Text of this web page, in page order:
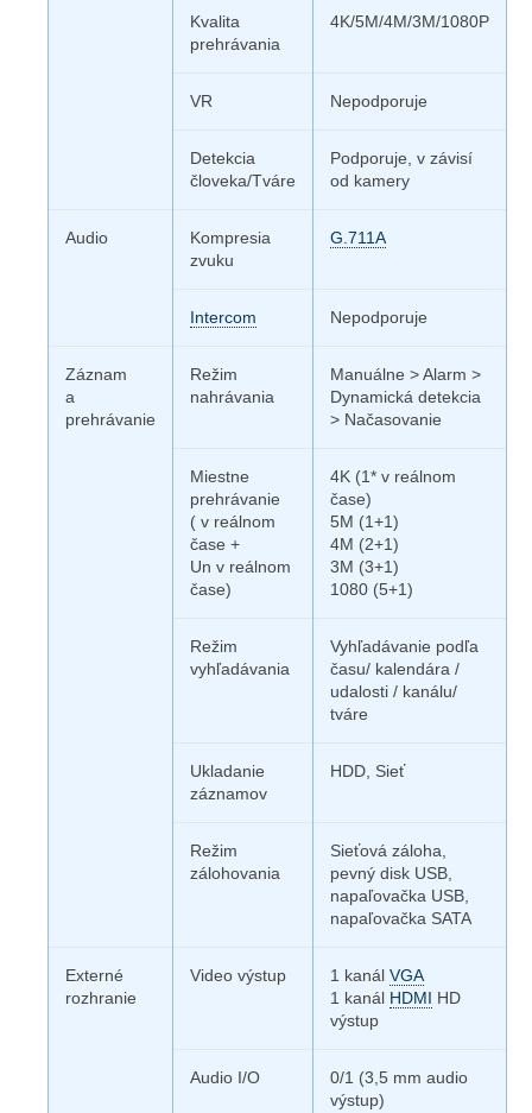
Kvalita
prehrávania
4K/5M/4M/3M/1080P
VR Nepodporuje
Detekcia
človeka/Tváre
Podporuje, v závisí
od kamery
Audio
Kompresia
zvuku
G.711A
Intercom Nepodporuje
Záznam
a
prehrávanie
Režim
nahrávania
Manuálne > Alarm >
Dynamická detekcia
> Načasovanie
Miestne
prehrávanie
( v reálnom
čase +
Un v reálnom
čase)
4K (1* v reálnom
čase)
5M (1+1)
4M (2+1)
3M (3+1)
1080 (5+1)
Režim
vyhľadávania
Vyhľadávanie podľa
času/ kalendára /
udalosti / kanálu/
tváre
Ukladanie
záznamov
HDD, Sieť
Režim
zálohovania
Sieťová záloha,
pevný disk USB,
napaľovačka USB,
napaľovačka SATA
Externé
rozhranie
Video výstup 1 kanál VGA
1 kanál HDMI HD
výstup
Audio I/O
0/1 (3,5 mm audio
výstup)